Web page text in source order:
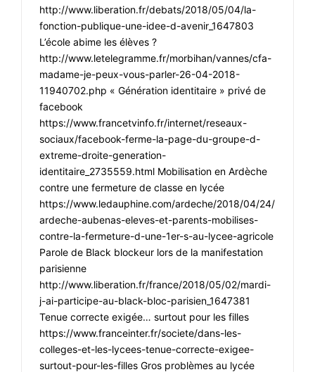
http://www.liberation.fr/debats/2018/05/04/la-
fonction-publique-une-idee-d-avenir_1647803
L’école abime les élèves ?
http://www.letelegramme.fr/morbihan/vannes/cfa-
madame-je-peux-vous-parler-26-04-2018-
11940702.php « Génération identitaire » privé de
facebook
https://www.francetvinfo.fr/internet/reseaux-
sociaux/facebook-ferme-la-page-du-groupe-d-
extreme-droite-generation-
identitaire_2735559.html Mobilisation en Ardèche
contre une fermeture de classe en lycée
https://www.ledauphine.com/ardeche/2018/04/24/
ardeche-aubenas-eleves-et-parents-mobilises-
contre-la-fermeture-d-une-1er-s-au-lycee-agricole
Parole de Black blockeur lors de la manifestation
parisienne
http://www.liberation.fr/france/2018/05/02/mardi-
j-ai-participe-au-black-bloc-parisien_1647381
Tenue correcte exigée… surtout pour les filles
https://www.franceinter.fr/societe/dans-les-
colleges-et-les-lycees-tenue-correcte-exigee-
surtout-pour-les-filles Gros problèmes au lycée